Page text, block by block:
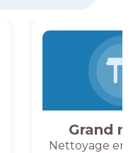
Grand
Nettoyage en